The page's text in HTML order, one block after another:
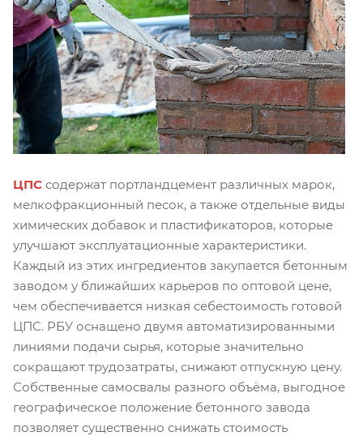
ЦПС содержат портландцемент различных марок,
мелкофракционный песок, а также отдельные виды
химических добавок и пластификаторов, которые
улучшают эксплуатационные характеристики.
Каждый из этих ингредиентов закупается бетонным
заводом у ближайших карьеров по оптовой цене,
чем обеспечивается низкая себестоимость готовой
ЦПС. РБУ оснащено двумя автоматизированными
линиями подачи сырья, которые значительно
сокращают трудозатраты, снижают отпускную цену.
Собственные самосвалы разного объёма, выгодное
географическое положение бетонного завода
позволяет существенно снижать стоимость